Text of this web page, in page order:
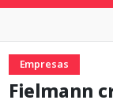
Empresas
Fielmann